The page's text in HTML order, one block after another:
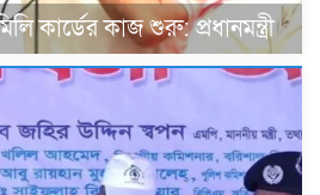
কার্ডের কাজ শুরু: প্রধানমন্ত্রী